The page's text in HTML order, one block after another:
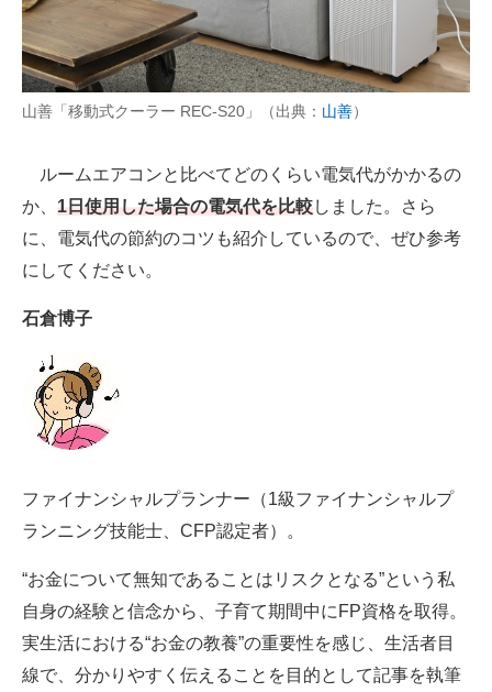
ビジネスと働き方のヒント
AI活用のいまが分かる
企業ITのトレンドを詳説
経営リーダーのコミュニティ
マーケ×ITの今がよく分かる
製造業のIT導入・活用を支援
モノづくり技術者専門サイト
エレクトロニクス専門サイト
電子設計の基本と応用
エネルギーの専門メディア
建設×テクノロジーの最前線
ちょっと気になるネットの話題
山善「移動式クーラー REC-S20」（出典： 山善）
ルームエアコンと比べてどのくらい電気代がかかるの
か、 1日使用した場合の電気代を比較しました。さら
に、電気代の節約のコツも紹介しているので、ぜひ参考
にしてください。
石倉博子
ファイナンシャルプランナー（1級ファイナンシャルプ
ランニング技能士、CFP認定者）。
“お金について無知であることはリスクとなる”という私
自身の経験と信念から、子育て期間中にFP資格を取得。
実生活における“お金の教養”の重要性を感じ、生活者目
線で、分かりやすく伝えることを目的として記事を執筆